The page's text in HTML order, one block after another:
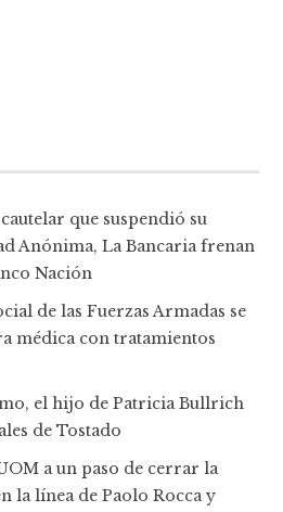
que suspendió su
Anónima, La Bancaria frenan
Nación
de las Fuerzas Armadas se
médica con tratamientos
el hijo de Patricia Bullrich
de Tostado
a un paso de cerrar la
la línea de Paolo Rocca y